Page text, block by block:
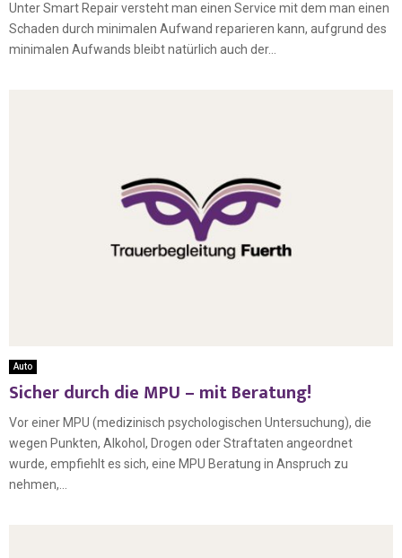
Unter Smart Repair versteht man einen Service mit dem man einen
Schaden durch minimalen Aufwand reparieren kann, aufgrund des
minimalen Aufwands bleibt natürlich auch der...
Auto
Sicher durch die MPU – mit Beratung!
Vor einer MPU (medizinisch psychologischen Untersuchung), die
wegen Punkten, Alkohol, Drogen oder Straftaten angeordnet
wurde, empfiehlt es sich, eine MPU Beratung in Anspruch zu
nehmen,...